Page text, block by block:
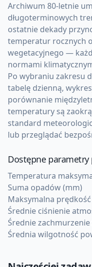
Archiwum 80-letnie
długoterminowych
ostatnie dekady
temperatur rocznych
wegetacyjnego —
normami
Po wybraniu zakresu
tabelę dzienną,
porównanie
temperatury są
standard
lub przeglądać
Dostępne
Temperatura
Suma opadów (mm)
Maksymalna
Średnie ciśnienie
Średnie zachmurzenie
Średnia wilgotność